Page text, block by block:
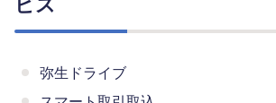
弥生ドライブ